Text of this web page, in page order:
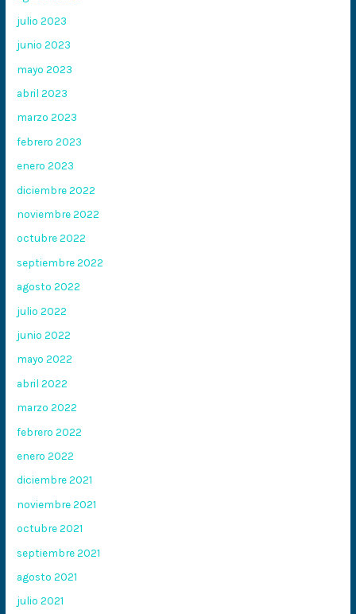
julio 2023
junio 2023
mayo 2023
abril 2023
marzo 2023
febrero 2023
enero 2023
diciembre 2022
noviembre 2022
octubre 2022
septiembre 2022
agosto 2022
julio 2022
junio 2022
mayo 2022
abril 2022
marzo 2022
febrero 2022
enero 2022
diciembre 2021
noviembre 2021
octubre 2021
septiembre 2021
agosto 2021
julio 2021